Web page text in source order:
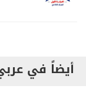
أيضاً في